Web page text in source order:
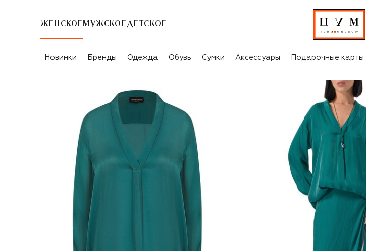
ЖЕНСКОЕ МУЖСКОЕ ДЕТСКОЕ
Новинки Бренды Одежда Обувь Сумки Аксессуары Подарочные карты